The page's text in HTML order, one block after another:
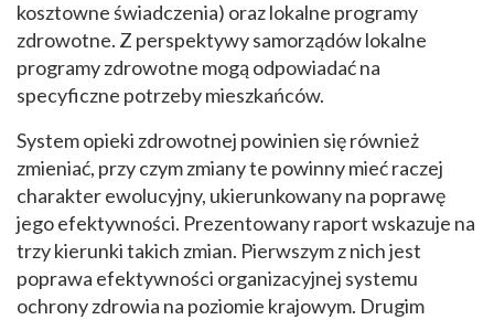
kosztowne świadczenia) oraz lokalne programy
zdrowotne. Z perspektywy samorządów lokalne
programy zdrowotne mogą odpowiadać na
specyficzne potrzeby mieszkańców.
System opieki zdrowotnej powinien się również
zmieniać, przy czym zmiany te powinny mieć raczej
charakter ewolucyjny, ukierunkowany na poprawę
jego efektywności. Prezentowany raport wskazuje na
trzy kierunki takich zmian. Pierwszym z nich jest
poprawa efektywności organizacyjnej systemu
ochrony zdrowia na poziomie krajowym. Drugim